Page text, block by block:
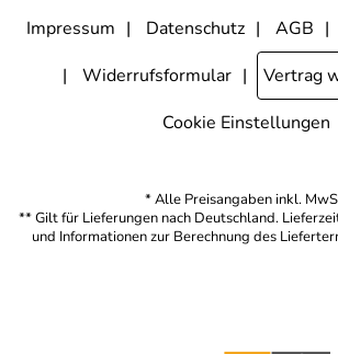
Impressum Datenschutz AGB
Widerrufsformular
Vertrag
Cookie Einstellungen
* Alle Preisangaben inkl.
** Gilt für Lieferungen nach Deutschland.
und Informationen zur Berechnung des